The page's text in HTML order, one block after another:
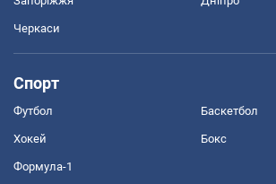
Черкаси
Спорт
Футбол Баскетбол
Хокей Бокс
Формула-1